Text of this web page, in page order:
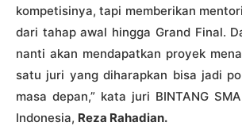
kompetisinya, tapi memberikan
dari tahap awal hingga Grand Final.
nanti akan mendapatkan proyek
satu juri yang diharapkan bisa jadi
masa depan,” kata juri BINTANG
Indonesia, Reza Rahadian.